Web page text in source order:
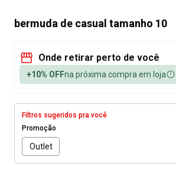
bermuda de casual tamanho 10
Onde retirar perto de você
+10% OFFna próxima compra em loja
Filtros sugeridos pra você
Promoção
Outlet